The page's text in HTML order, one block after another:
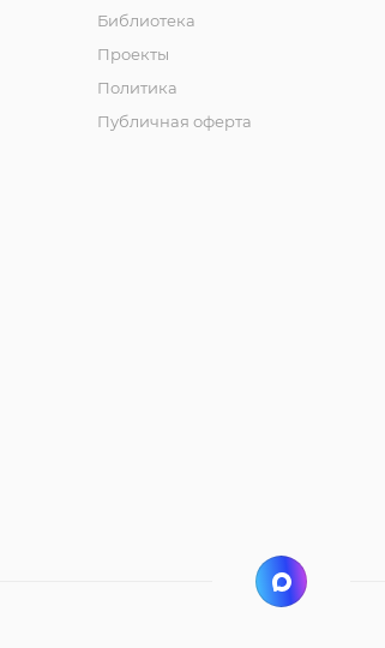
Библиотека
Проекты
Политика
Публичная оферта